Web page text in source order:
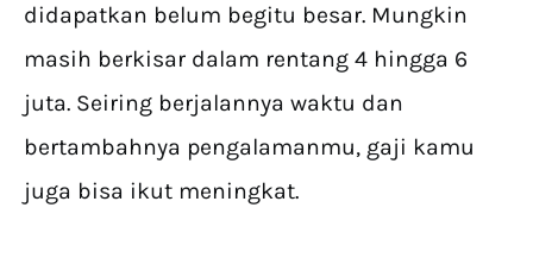
didapatkan belum begitu besar. Mungkin
masih berkisar dalam rentang 4 hingga 6
juta. Seiring berjalannya waktu dan
bertambahnya pengalamanmu, gaji kamu
juga bisa ikut meningkat.